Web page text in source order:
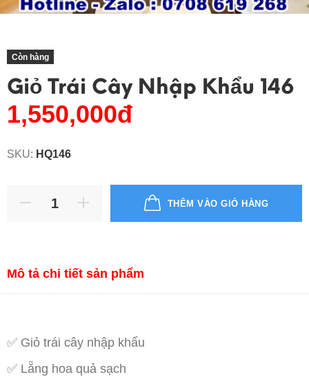
Còn hàng
Giỏ Trái Cây Nhập Khẩu 146
1,550,000đ
SKU: HQ146
THÊM VÀO GIỎ HÀNG
Mô tả chi tiết sản phẩm
✅ Giỏ trái cây nhập khẩu
✅ Lẵng hoa quả sạch